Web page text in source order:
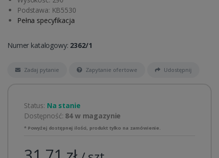
Podstawa: KB5530
Pełna specyfikacja
Numer katalogowy: 2362/1
Zadaj pytanie Zapytanie ofertowe Udostępnij
Status: Na stanie
Dostępność: 84 w magazynie
* Powyżej dostępnej ilości, produkt tylko na zamówienie.